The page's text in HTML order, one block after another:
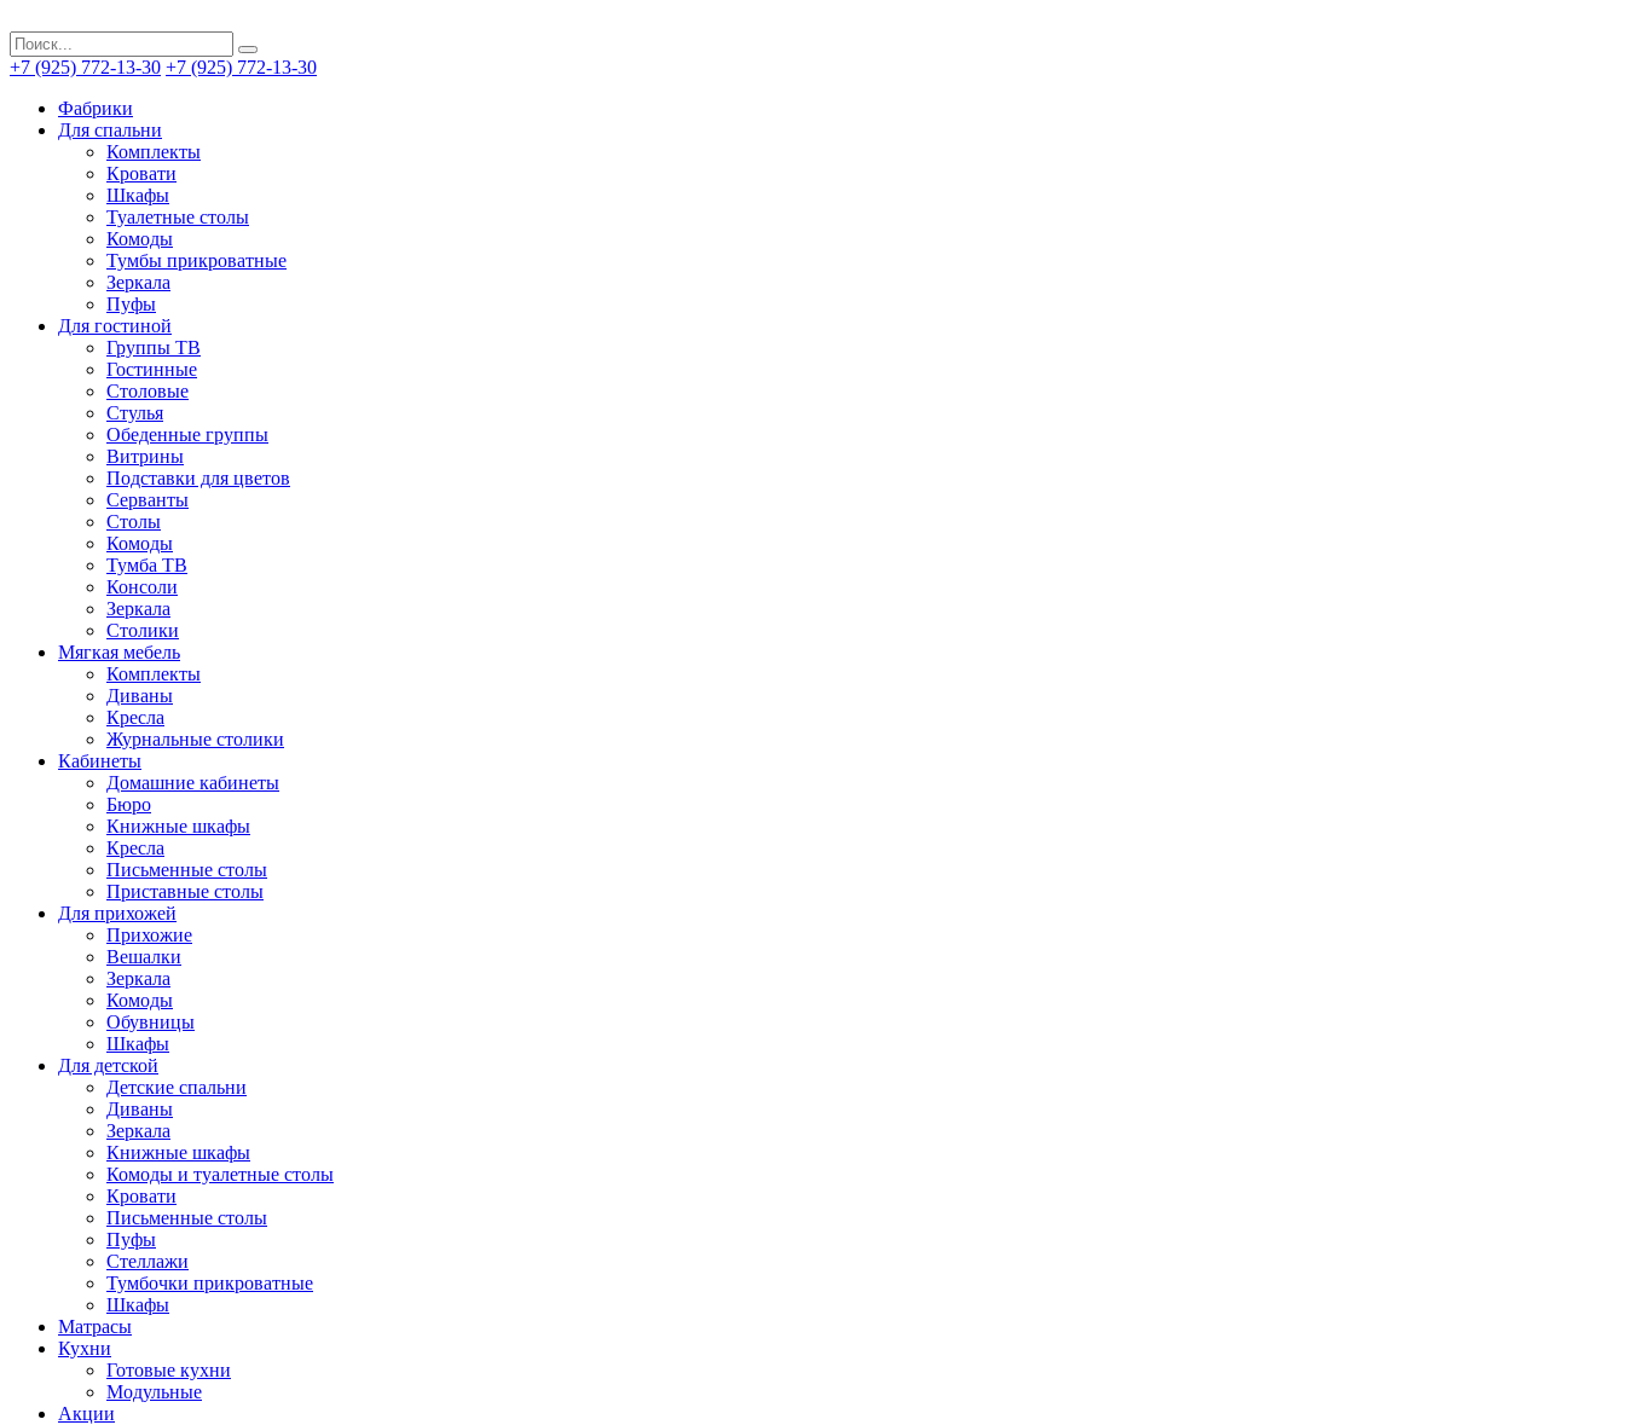
+7 (925) 772-13-30 +7 (925) 772-13-30
Фабрики
Для спальни
Комплекты
Кровати
Шкафы
Туалетные столы
Комоды
Тумбы прикроватные
Зеркала
Пуфы
Для гостиной
Группы ТВ
Гостинные
Столовые
Стулья
Обеденные группы
Витрины
Подставки для цветов
Серванты
Столы
Комоды
Тумба ТВ
Консоли
Зеркала
Столики
Мягкая мебель
Комплекты
Диваны
Кресла
Журнальные столики
Кабинеты
Домашние кабинеты
Бюро
Книжные шкафы
Кресла
Письменные столы
Приставные столы
Для прихожей
Прихожие
Вешалки
Зеркала
Комоды
Обувницы
Шкафы
Для детской
Детские спальни
Диваны
Зеркала
Книжные шкафы
Комоды и туалетные столы
Кровати
Письменные столы
Пуфы
Стеллажи
Тумбочки прикроватные
Шкафы
Матрасы
Кухни
Готовые кухни
Модульные
Акции